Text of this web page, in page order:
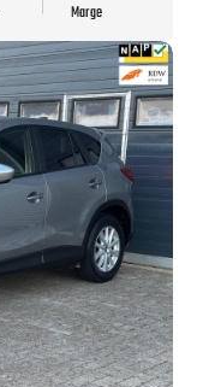
Marge